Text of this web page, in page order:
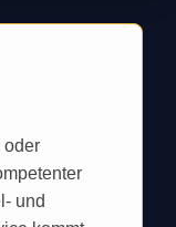
oder
und